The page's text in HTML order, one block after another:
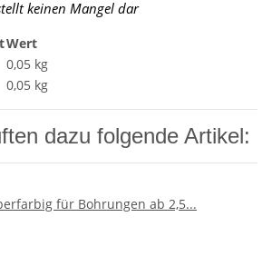
keinen Mangel dar
Wert
0,05 kg
0,05 kg
dazu folgende Artikel: